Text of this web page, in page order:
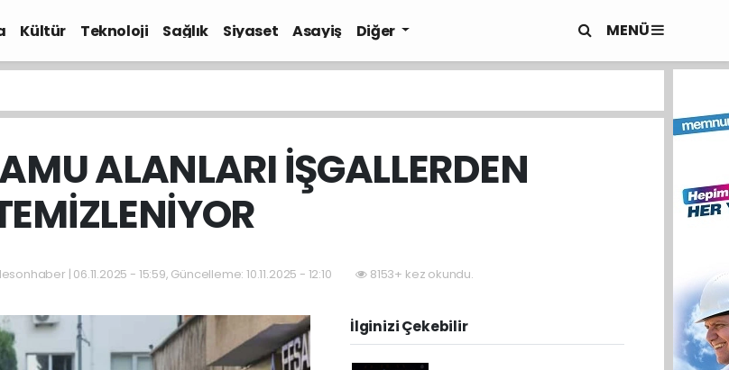
Kültür Teknoloji Sağlık Siyaset Asayiş Diğer MENÜ
ALANLARI İŞGALLERDEN
| 06.11.2025 - 15:59, Güncelleme: 10.11.2025 - 12:10 8153+ kez okundu.
İlginizi Çekebilir